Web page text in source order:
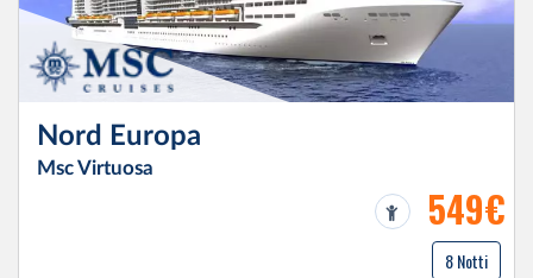
Nord Europa
Msc Virtuosa
549€
8 Notti